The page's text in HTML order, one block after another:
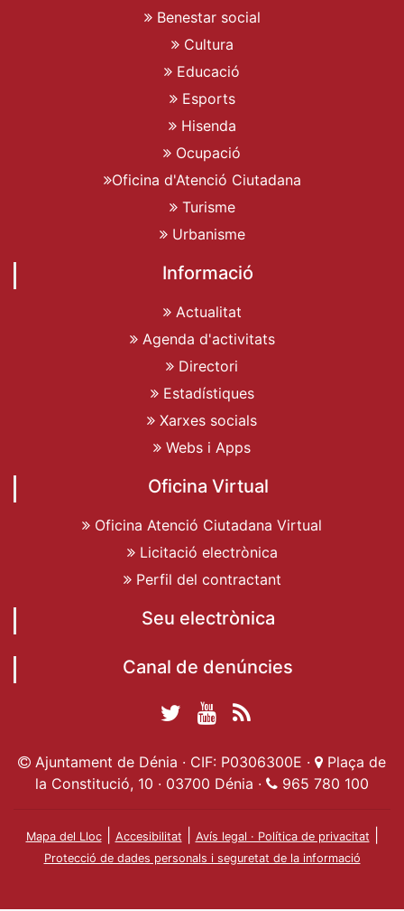
Benestar social
Cultura
Educació
Esports
Hisenda
Ocupació
Oficina d'Atenció Ciutadana
Turisme
Urbanisme
Informació
Actualitat
Agenda d'activitats
Directori
Estadístiques
Xarxes socials
Webs i Apps
Oficina Virtual
Oficina Atenció Ciutadana Virtual
Licitació electrònica
Perfil del contractant
Seu electrònica
Canal de denúncies
de Dénia
Twitter Ajuntament
de Dénia
Ajuntament de
Dénia
Actualitat
Ajuntament
Ajuntament de Dénia · CIF: P0306300E ·
Plaça de
la Constitució, 10 · 03700 Dénia ·
965 780 100
Mapa del Lloc| Accesibilitat Avís legal · Política de privacitat
Protecció de dades personals i seguretat de la informació